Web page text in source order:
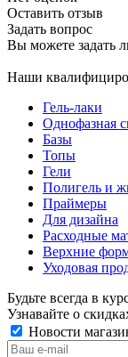
Оставить отзыв
Задать вопрос
Вы можете задать
Наши
Гель-лаки
Однофазная
Базы
Топы
Гели
Полигель и
Праймеры
Для дизайна
Расходные
Верхние
Уходовая
Будьте всегда в
Узнавайте о
Новости